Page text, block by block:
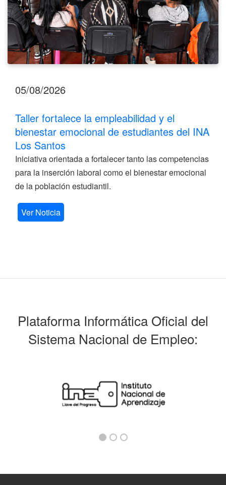
INA
Los
Santos
05/08/2026
Taller fortalece la empleabilidad y el
bienestar emocional de estudiantes del INA
Los Santos
Iniciativa orientada a fortalecer tanto las competencias
para la inserción laboral como el bienestar emocional
de la población estudiantil.
Ver Noticia
Plataforma Informática Oficial del
Sistema Nacional de Empleo: